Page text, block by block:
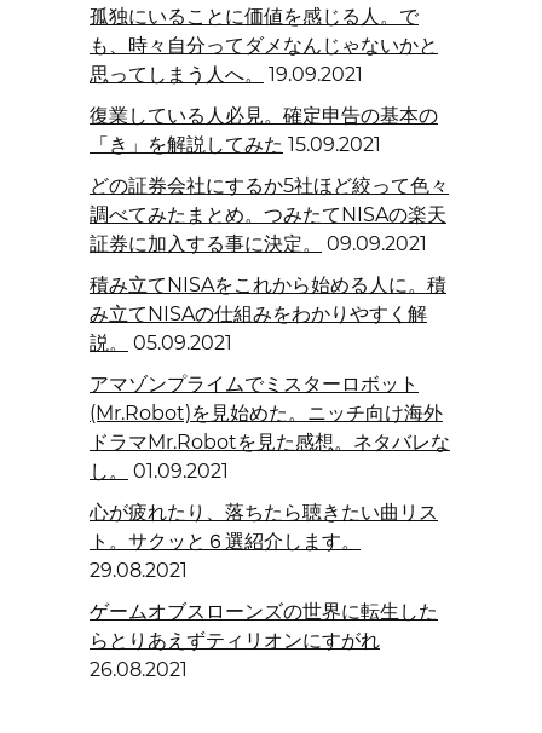
孤独にいることに価値を感じる人。で
も、時々自分ってダメなんじゃないかと
思ってしまう人へ。
19.09.2021
復業している人必見。確定申告の基本の
「き」を解説してみた 15.09.2021
どの証券会社にするか5社ほど絞って色々
調べてみたまとめ。つみたてNISAの楽天
証券に加入する事に決定。
09.09.2021
積み立てNISAをこれから始める人に。積
み立てNISAの仕組みをわかりやすく解
説。
05.09.2021
アマゾンプライムでミスターロボット
(Mr.Robot)を見始めた。ニッチ向け海外
ドラマMr.Robotを見た感想。ネタバレな
し。
01.09.2021
心が疲れたり、落ちたら聴きたい曲リス
ト。サクッと６選紹介します。
29.08.2021
ゲームオブスローンズの世界に転生した
らとりあえずティリオンにすがれ
26.08.2021